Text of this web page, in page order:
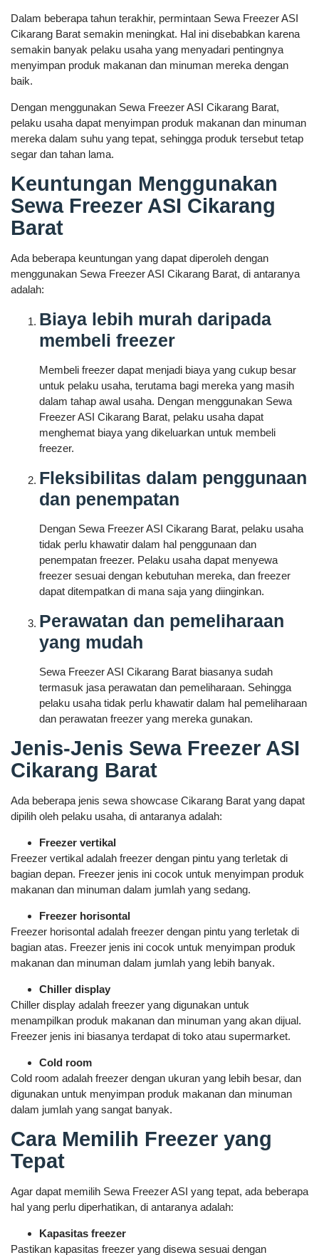
Dalam beberapa tahun terakhir, permintaan Sewa Freezer ASI
Cikarang Barat semakin meningkat. Hal ini disebabkan karena
semakin banyak pelaku usaha yang menyadari pentingnya
menyimpan produk makanan dan minuman mereka dengan
baik.
Dengan menggunakan Sewa Freezer ASI Cikarang Barat,
pelaku usaha dapat menyimpan produk makanan dan minuman
mereka dalam suhu yang tepat, sehingga produk tersebut tetap
segar dan tahan lama.
Keuntungan Menggunakan
Sewa Freezer ASI Cikarang
Barat
Ada beberapa keuntungan yang dapat diperoleh dengan
menggunakan Sewa Freezer ASI Cikarang Barat, di antaranya
adalah:
Biaya lebih murah daripada
membeli freezer
Membeli freezer dapat menjadi biaya yang cukup besar
untuk pelaku usaha, terutama bagi mereka yang masih
dalam tahap awal usaha. Dengan menggunakan Sewa
Freezer ASI Cikarang Barat, pelaku usaha dapat
menghemat biaya yang dikeluarkan untuk membeli
freezer.
Fleksibilitas dalam penggunaan
dan penempatan
Dengan Sewa Freezer ASI Cikarang Barat, pelaku usaha
tidak perlu khawatir dalam hal penggunaan dan
penempatan freezer. Pelaku usaha dapat menyewa
freezer sesuai dengan kebutuhan mereka, dan freezer
dapat ditempatkan di mana saja yang diinginkan.
Perawatan dan pemeliharaan
yang mudah
Sewa Freezer ASI Cikarang Barat biasanya sudah
termasuk jasa perawatan dan pemeliharaan. Sehingga
pelaku usaha tidak perlu khawatir dalam hal pemeliharaan
dan perawatan freezer yang mereka gunakan.
Jenis-Jenis Sewa Freezer ASI
Cikarang Barat
Ada beberapa jenis sewa showcase Cikarang Barat yang dapat
dipilih oleh pelaku usaha, di antaranya adalah:
Freezer vertikal
Freezer vertikal adalah freezer dengan pintu yang terletak di
bagian depan. Freezer jenis ini cocok untuk menyimpan produk
makanan dan minuman dalam jumlah yang sedang.
Freezer horisontal
Freezer horisontal adalah freezer dengan pintu yang terletak di
bagian atas. Freezer jenis ini cocok untuk menyimpan produk
makanan dan minuman dalam jumlah yang lebih banyak.
Chiller display
Chiller display adalah freezer yang digunakan untuk
menampilkan produk makanan dan minuman yang akan dijual.
Freezer jenis ini biasanya terdapat di toko atau supermarket.
Cold room
Cold room adalah freezer dengan ukuran yang lebih besar, dan
digunakan untuk menyimpan produk makanan dan minuman
dalam jumlah yang sangat banyak.
Cara Memilih Freezer yang
Tepat
Agar dapat memilih Sewa Freezer ASI yang tepat, ada beberapa
hal yang perlu diperhatikan, di antaranya adalah:
Kapasitas freezer
Pastikan kapasitas freezer yang disewa sesuai dengan